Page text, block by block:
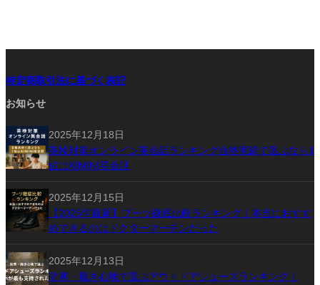
特定商取引法に基づく表記
お知らせ
2025年12月18日
英検対策オンライン英会話ランキング合格実績で選ぶなら1
位はKIMINI英会話
2025年12月15日
【2025年最新】ブーツ徹底比較ランキング｜本当におすす
めできるのはドクターマーチンだった
2025年12月13日
防寒・履き心地で選ぶアウトドアシューズランキング｜